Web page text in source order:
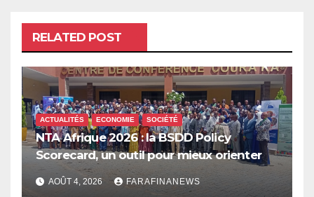
RELATED POST
ACTUALITÉS ECONOMIE SOCIÉTÉ
NTA Afrique 2026 : la BSDD Policy
Scorecard, un outil pour mieux orienter
les dépenses publiques
AOÛT 4, 2026 FARAFINANEWS